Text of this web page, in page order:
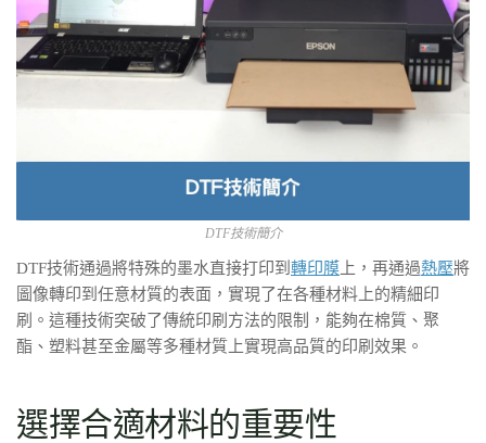
DTF技術簡介
DTF技術通過將特殊的墨水直接打印到 轉印膜 上，再通過熱壓將
圖像轉印到任意材質的表面，實現了在各種材料上的精細印
刷。這種技術突破了傳統印刷方法的限制，能夠在棉質、聚
酯、塑料甚至金屬等多種材質上實現高品質的印刷效果。
選擇合適材料的重要性